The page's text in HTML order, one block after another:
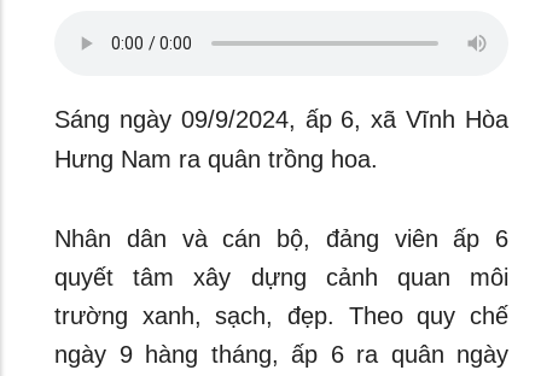
Sáng ngày 09/9/2024, ấp 6, xã Vĩnh Hòa
Hưng Nam ra quân trồng hoa.
Nhân dân và cán bộ, đảng viên ấp 6
quyết tâm xây dựng cảnh quan môi
trường xanh, sạch, đẹp. Theo quy chế
ngày 9 hàng tháng, ấp 6 ra quân ngày